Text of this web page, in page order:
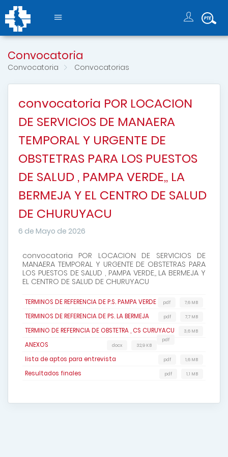
Convocatoria
Convocatoria Convocatorias
convocatoria POR LOCACION
DE SERVICIOS DE MANAERA
TEMPORAL Y URGENTE DE
OBSTETRAS PARA LOS PUESTOS
DE SALUD , PAMPA VERDE,, LA
BERMEJA Y EL CENTRO DE SALUD
DE CHURUYACU
6 de Mayo de 2026
convocatoria POR LOCACION DE SERVICIOS DE
MANAERA TEMPORAL Y URGENTE DE OBSTETRAS PARA
LOS PUESTOS DE SALUD , PAMPA VERDE,, LA BERMEJA Y
EL CENTRO DE SALUD DE CHURUYACU
TERMINOS DE REFERENCIA DE P.S. PAMPA VERDE 7,6 MB
pdf
TERMINOS DE REFERENCIA DE PS. LA BERMEJA 7,7 MB
pdf
TERMINO DE REFERNCIA DE OBSTETRA , CS CURUYACU
3,6 MB
pdf
ANEXOS 32,9 KB
docx
lista de aptos para entrevista 1,6 MB
pdf
Resultados finales 1,1 MB
pdf